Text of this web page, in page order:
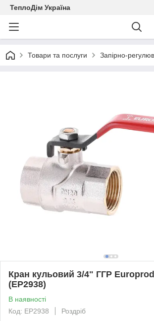
ТеплоДім Україна
Товари та послуги Запірно-
Кран кульовий 3/4" ГГР
(EP2938)
В наявності
Код: EP2938
Роздріб